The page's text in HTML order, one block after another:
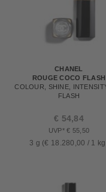
CHANEL
ROUGE COCO FLASH
COLOUR, SHINE,
FLASH
UVP* € 55,50
€ 54,84
3 g (€ 18.280,00 / 1